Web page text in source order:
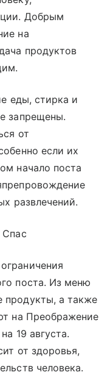
Добрым
на
продуктов
еды, стирка и
запрещены.
от
если их
начало поста
развлечений.
Спас
поста. Из меню
продукты, а также
на Преображение
19 августа.
от здоровья,
человека.